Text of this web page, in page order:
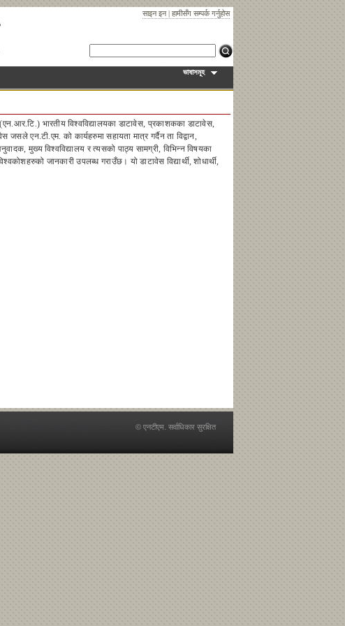
साइन इन| हामीसँग सम्पर्क गर्नुहोस
ভাষাসমূহ
भारतीय विश्वविद्यालयका डाटावेस, प्रकाशकका डाटावेस,
एन.टी.एम. को कार्यहरुमा सहायता मात्र गर्दैन ता विद्वान,
मुख्य विश्वविद्यालय र त्यसको पाठ्य सामग्री, विभिन्न विषयका
जानकारी उपलब्ध गराउँछ। यो डाटावेस विद्यार्थी, शोधार्थी,
© एनटीएम. सर्वाधिकार सुरक्षित